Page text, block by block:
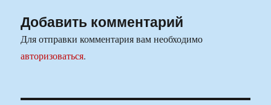
Добавить комментарий
Для отправки комментария вам необходимо
авторизоваться.